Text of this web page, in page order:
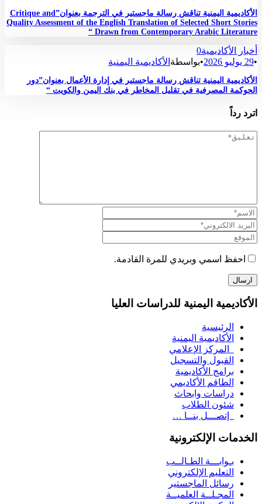
الأكاديمية اليمنية تناقش رسالة ماجستير في الترجمة بعنوان”Critique and
Quality Assessment of the English Translation of Selected Short Stories
Drawn from Contemporary Arabic Literature “
أخبار الأكاديمية0
•29 يوليو 2026 •بواسطة الأكاديمية اليمنية
الأكاديمية اليمنية تناقش رسالة ماجستير في إدارة الأعمال بعنوان”دور
الحوكمة المصرفية في تقليل المخاطر في بنك اليمن والكويت “
اترد رداً
احفظ اسمي وبريدي للمرة القادمة.
الأكاديمية اليمنية للدراسات العليا
الرئيسية
الأكاديمية اليمنية
المركز الإعلامي
القبول والتسجيل
برامج الأكاديمية
الطاقم الأكاديمي
دراسات وابحاث
شئون الطلاب
إتصـــل بنــا …
الخدمات الإلكترونية
بـوابـــة الطـالــب
التعليم الإلكتروني
رسائل الماجستير
المجـلــة العلميــة